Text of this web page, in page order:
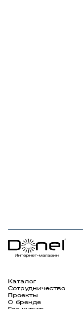
Каталог
Сотрудничество
Проекты
О бренде